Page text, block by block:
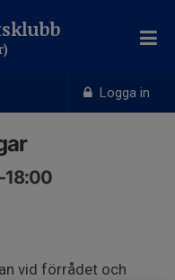
Logga in
18:00
vid förrådet och